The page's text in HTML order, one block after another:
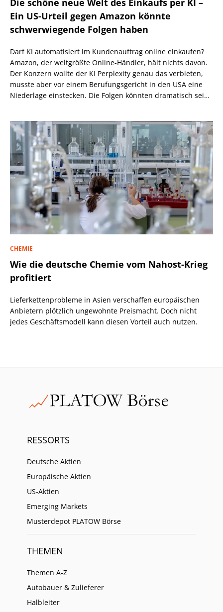
Ein US-Urteil gegen Amazon könnte
schwerwiegende Folgen haben
Darf KI automatisiert im Kundenauftrag online einkaufen?
Amazon, der weltgrößte Online-Händler, hält nichts davon.
Der Konzern wollte der KI Perplexity genau das verbieten,
musste aber vor einem Berufungsgericht in den USA eine
Niederlage einstecken. Die Folgen könnten dramatisch sein,
CHEMIE
Wie die deutsche Chemie vom Nahost-Krieg
profitiert
Lieferkettenprobleme in Asien verschaffen europäischen
Anbietern plötzlich ungewohnte Preismacht. Doch nicht
jedes Geschäftsmodell kann diesen Vorteil auch nutzen.
RESSORTS
Deutsche Aktien
Europäische Aktien
US-Aktien
Emerging Markets
Musterdepot PLATOW Börse
THEMEN
Themen A-Z
Autobauer & Zulieferer
Halbleiter